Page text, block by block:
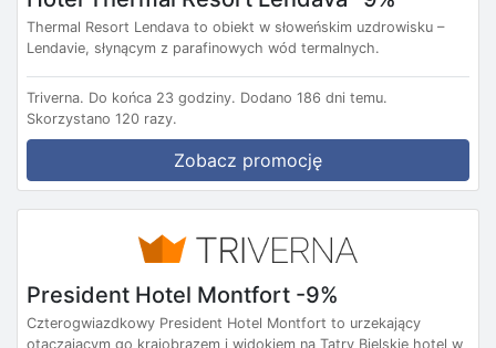
Thermal Resort Lendava to obiekt w słoweńskim uzdrowisku –
Lendavie, słynącym z parafinowych wód termalnych.
Triverna. Do końca 23 godziny. Dodano 186 dni temu.
Skorzystano 120 razy.
Zobacz promocję
President Hotel Montfort -9%
Czterogwiazdkowy President Hotel Montfort to urzekający
otaczającym go krajobrazem i widokiem na Tatry Bielskie hotel w